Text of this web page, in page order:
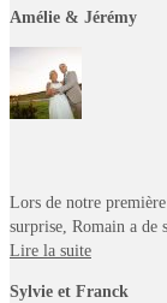
Amélie & Jérémy
Lors de notre
surprise, Romain a de
Lire la suite
Sylvie et Franck